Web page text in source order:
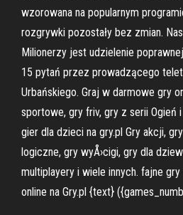
wzorowana na popularnym
rozgrywki pozostały bez zmian.
Milionerzy jest udzielenie
15 pytań przez prowadzącego
Urbańskiego. Graj w darmowe gry
sportowe, gry friv, gry z serii Ogień
gier dla dzieci na gry.pl Gry akcji,
logiczne, gry wyÅ›cigi, gry dla
multiplayery i wiele innych. fajne
online na Gry.pl {text}